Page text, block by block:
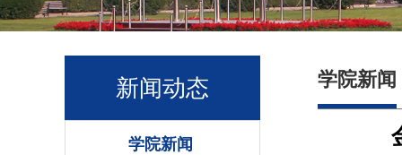
新闻动态
学院新闻
学院新闻